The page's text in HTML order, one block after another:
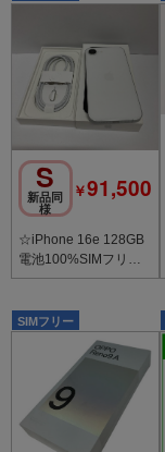
S
新品同
様
￥91,500
☆iPhone 16e 128GB
電池100%SIMフリー
◆全国スピード発送◆
SIMフリー